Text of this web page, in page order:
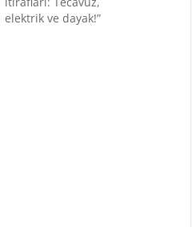
elektrik ve dayak!”